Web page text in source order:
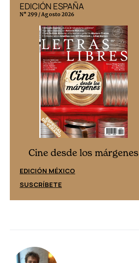
EDICIÓN ESPAÑA
N° 299 / Agosto 2026
Cine desde los márgenes
EDICIÓN MÉXICO
SUSCRÍBETE